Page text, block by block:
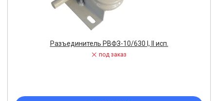
Разъединитель РВФЗ-10/630 I, ll исп.
под заказ